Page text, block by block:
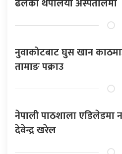
नुवाकोटबाट घुस खान
तामाङ पक्राउ
नेपाली पाठशाला एडिलेडमा
देवेन्द्र खरेल